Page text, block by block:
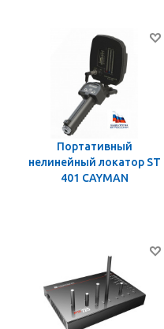
Портативный
нелинейный локатор ST
401 CAYMAN